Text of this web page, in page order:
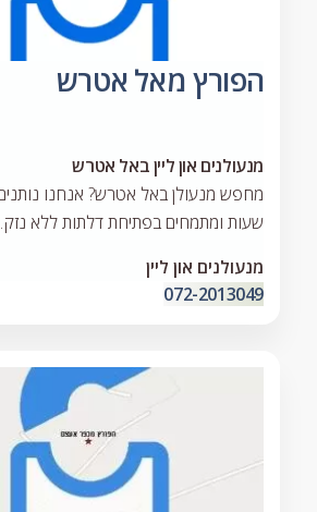
הפורץ מאל אטרש
מנעולנים און ליין באל אטרש
שעות ומתמחים בפתיחת דלתות ללא נזק.
מנעולנים און ליין
072-2013049